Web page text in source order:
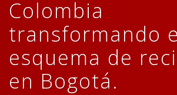
Colombia
transformando
esquema de
en Bogotá.